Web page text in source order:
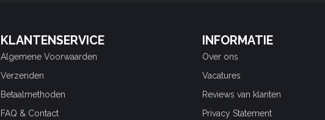
KLANTENSERVICE
Algemene Voorwaarden
Verzenden
Betaalmethoden
FAQ & Contact
INFORMATIE
Over ons
Vacatures
Reviews van klanten
Privacy Statement